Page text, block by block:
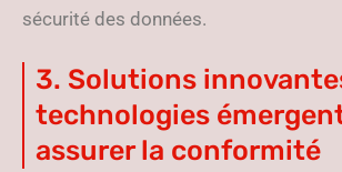
sécurité des données.
3. Solutions
technologies
assurer la conformité